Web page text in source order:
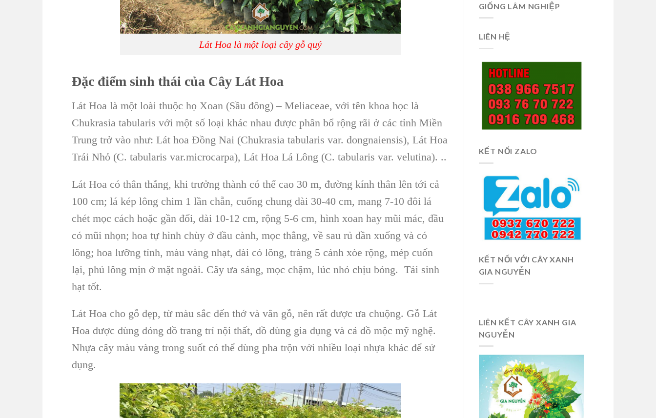
Lát Hoa là một loại cây gỗ quý
Đặc điểm sinh thái của Cây Lát Hoa
Lát Hoa là một loài thuộc họ Xoan (Sầu đông) – Meliaceae, với tên khoa học là
Chukrasia tabularis với một số loại khác nhau được phân bổ rộng rãi ở các tỉnh Miền
Trung trở vào như: Lát hoa Đồng Nai (Chukrasia tabularis var. dongnaiensis), Lát Hoa
Trái Nhỏ (C. tabularis var.microcarpa), Lát Hoa Lá Lông (C. tabularis var. velutina). ..
Lát Hoa có thân thẳng, khi trưởng thành có thể cao 30 m, đường kính thân lên tới cả
100 cm; lá kép lông chim 1 lần chẵn, cuống chung dài 30-40 cm, mang 7-10 đôi lá
chét mọc cách hoặc gần đối, dài 10-12 cm, rộng 5-6 cm, hình xoan hay mũi mác, đầu
có mũi nhọn; hoa tự hình chùy ở đầu cành, mọc thẳng, về sau rủ dần xuống và có
lông; hoa lưỡng tính, màu vàng nhạt, đài có lông, tràng 5 cánh xòe rộng, mép cuốn
lại, phủ lông mịn ở mặt ngoài. Cây ưa sáng, mọc chậm, lúc nhỏ chịu bóng. Tái sinh
hạt tốt.
Lát Hoa cho gỗ đẹp, từ màu sắc đến thớ và vân gỗ, nên rất được ưa chuộng. Gỗ Lát
Hoa được dùng đóng đồ trang trí nội thất, đồ dùng gia dụng và cả đồ mộc mỹ nghệ.
Nhựa cây màu vàng trong suốt có thể dùng pha trộn với nhiều loại nhựa khác để sử
dụng.
GIỐNG LÂM NGHIỆP
LIÊN HỆ
KẾT NỐI ZALO
KẾT NỐI VỚI CÂY XANH
GIA NGUYỄN
LIÊN KẾT CÂY XANH GIA
NGUYỄN